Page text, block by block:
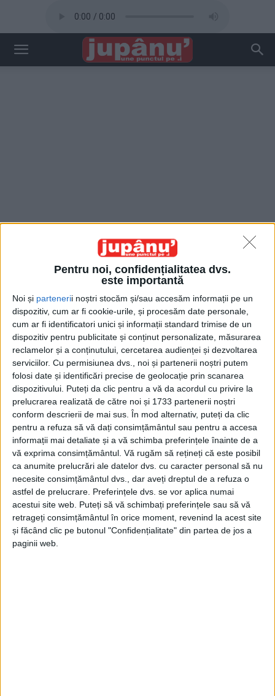
Pentru noi, confidențialitatea dvs.
este importantă
Noi și partenerii noștri stocăm și/sau accesăm informații pe un
dispozitiv, cum ar fi cookie-urile, și procesăm date personale,
cum ar fi identificatori unici și informații standard trimise de un
dispozitiv pentru publicitate și conținut personalizate, măsurarea
reclamelor și a conținutului, cercetarea audienței și dezvoltarea
serviciilor. Cu permisiunea dvs., noi și partenerii noștri putem
folosi date și identificări precise de geolocație prin scanarea
dispozitivului. Puteți da clic pentru a vă da acordul cu privire la
prelucrarea realizată de către noi și 1733 partenerii noștri
conform descrierii de mai sus. În mod alternativ, puteți da clic
pentru a refuza să vă dați consimțământul sau pentru a accesa
informații mai detaliate și a vă schimba preferințele înainte de a
vă exprima consimțământul. Vă rugăm să rețineți că este posibil
ca anumite prelucrări ale datelor dvs. cu caracter personal să nu
necesite consimțământul dvs., dar aveți dreptul de a refuza o
astfel de prelucrare. Preferințele dvs. se vor aplica numai
acestui site web. Puteți să vă schimbați preferințele sau să vă
retrageți consimțământul în orice moment, revenind la acest site
și făcând clic pe butonul "Confidențialitate" din partea de jos a
paginii web.
Acasă Etichete Forever
Etichetă: Forever
Forever Bon Jovi